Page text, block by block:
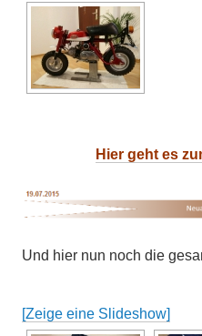
Hier geht es
Und hier nun noch die
[Zeige eine Slideshow]